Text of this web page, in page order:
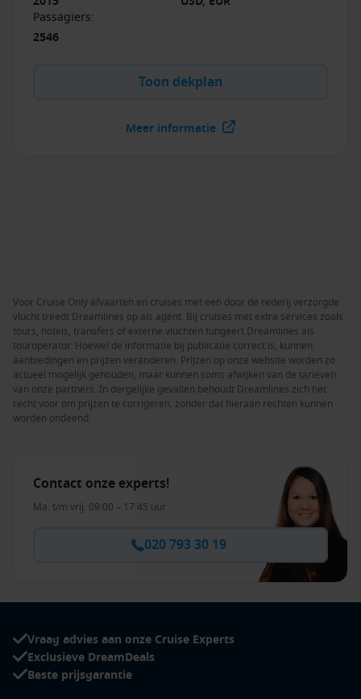
Passagiers:
2546
Toon dekplan
Meer informatie
Voor Cruise Only afvaarten en cruises met een door de rederij verzorgde
vlucht treedt Dreamlines op als agent. Bij cruises met extra services zoals
tours, hotels, transfers of externe vluchten fungeert Dreamlines als
touroperator. Hoewel de informatie bij publicatie correct is, kunnen
aanbiedingen en prijzen veranderen. Prijzen op onze website worden zo
actueel mogelijk gehouden, maar kunnen soms afwijken van de tarieven
van onze partners. In dergelijke gevallen behoudt Dreamlines zich het
recht voor om prijzen te corrigeren, zonder dat hieraan rechten kunnen
worden ontleend.
Contact onze experts!
Ma. t/m vrij. 09:00 – 17:45 uur
020 793 30 19
Vraag advies aan onze Cruise Experts
Exclusieve DreamDeals
Beste prijsgarantie